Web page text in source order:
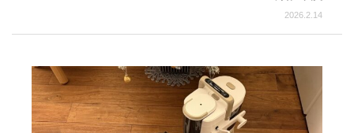
2026.2.14